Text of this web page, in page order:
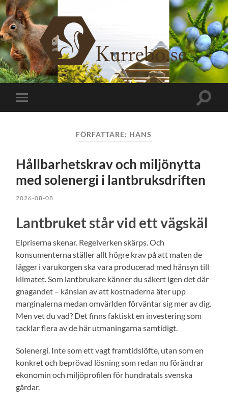
Kurrebo.se
Slå
på/av
Slå
FÖRFATTARE: HANS
Hållbarhetskrav och miljönytta
med solenergi i lantbruksdriften
2026-08-08
Lantbruket står vid ett vägskäl
Elpriserna skenar. Regelverken skärps. Och
konsumenterna ställer allt högre krav på att maten de
lägger i varukorgen ska vara producerad med hänsyn till
klimatet. Som lantbrukare känner du säkert igen det där
gnagandet – känslan av att kostnaderna äter upp
marginalerna medan omvärlden förväntar sig mer av dig.
Men vet du vad? Det finns faktiskt en investering som
tacklar flera av de här utmaningarna samtidigt.
Solenergi. Inte som ett vagt framtidslöfte, utan som en
konkret och beprövad lösning som redan nu förändrar
ekonomin och miljöprofilen för hundratals svenska
gårdar.